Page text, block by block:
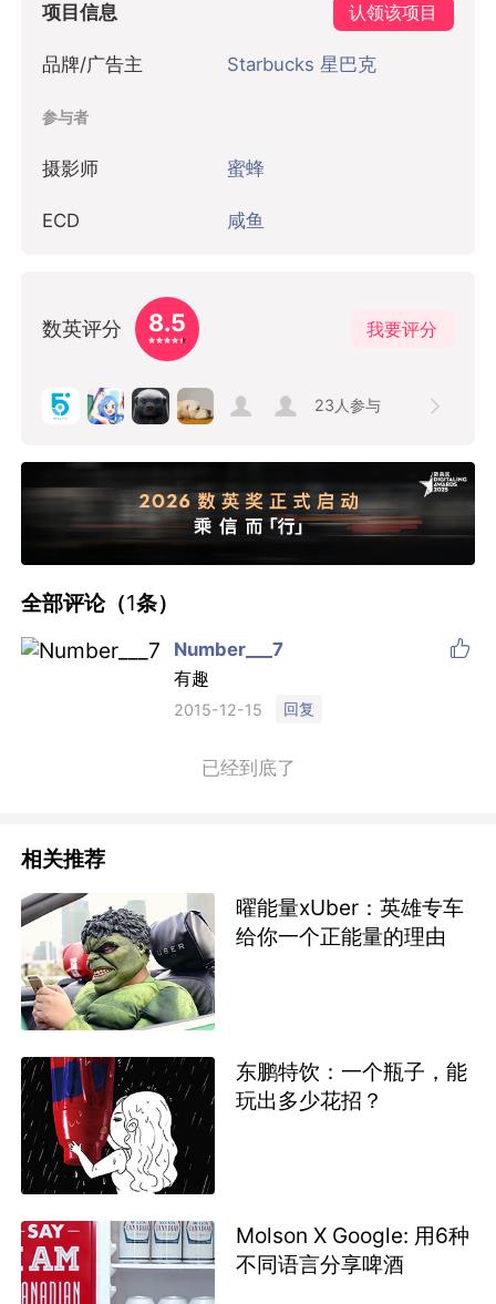
项目信息 认领该项目
品牌/广告主 Starbucks 星巴克
参与者
摄影师 蜜蜂
ECD 咸鱼
数英评分 8.5 我要评分
23 人参与
全部评论（1条）
Number___7 
有趣
2015-12-15 回复
已经到底了
相关推荐
曜能量xUber：英雄专车
给你一个正能量的理由
东鹏特饮：一个瓶子，能
玩出多少花招？
Molson X Google: 用6种
不同语言分享啤酒